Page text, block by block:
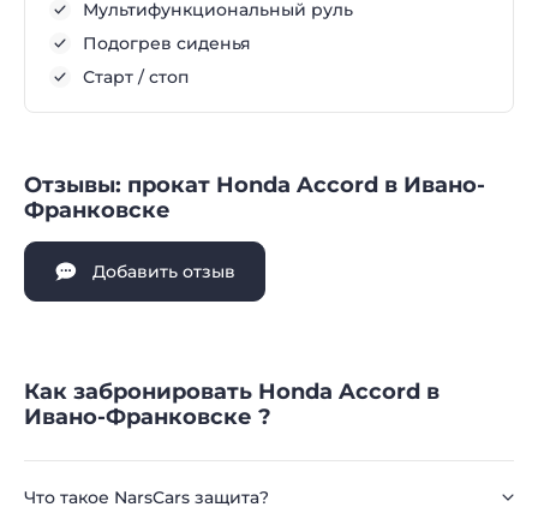
Мультифункциональный руль
Подогрев сиденья
Старт / стоп
Отзывы: прокат Honda Accord в Ивано-
Франковске
Добавить отзыв
Как забронировать Honda Accord в
Ивано-Франковске ?
Что такое NarsCars защита?